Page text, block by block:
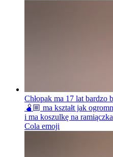
Chłopak ma 17 lat bardzo
🫄🏼 ma kształt jak
i ma koszulkę na
Cola emoji